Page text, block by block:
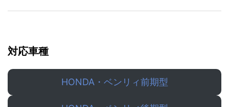
対応車種
HONDA・ベンリィ前期型